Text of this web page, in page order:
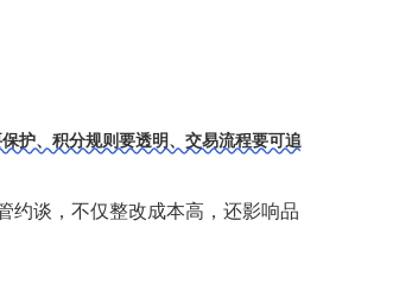
护、积分规则要透明、交易流程要可追
约谈，不仅整改成本高，还影响品